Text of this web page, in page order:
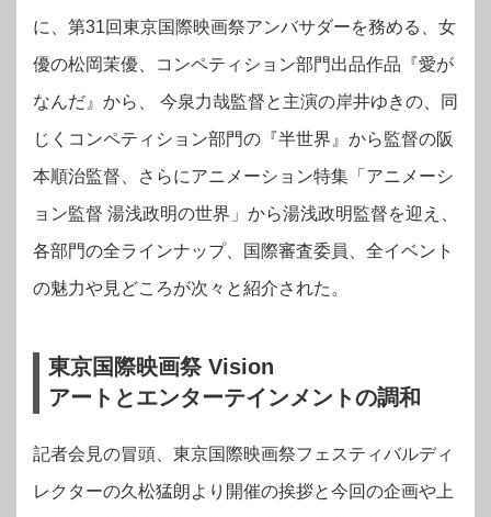
に、第31回東京国際映画祭アンバサダーを務める、女
優の松岡茉優、コンペティション部門出品作品『愛が
なんだ』から、 今泉力哉監督と主演の岸井ゆきの、同
じくコンペティション部門の『半世界』から監督の阪
本順治監督、さらにアニメーション特集「アニメーシ
ョン監督 湯浅政明の世界」から湯浅政明監督を迎え、
各部門の全ラインナップ、国際審査委員、全イベント
の魅力や見どころが次々と紹介された。
東京国際映画祭 Vision
アートとエンターテインメントの調和
記者会見の冒頭、東京国際映画祭フェスティバルディ
レクターの久松猛朗より開催の挨拶と今回の企画や上